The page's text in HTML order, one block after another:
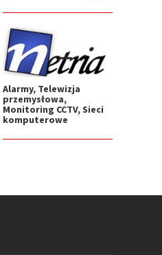
Alarmy, Telewizja
przemysłowa,
Monitoring CCTV, Sieci
komputerowe